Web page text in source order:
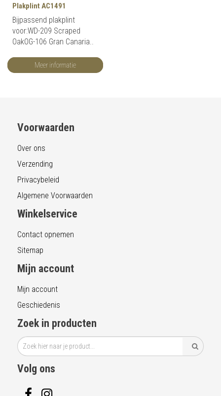
Plakplint AC1491
Bijpassend plakplint
voor:WD-209 Scraped
OakOG-106 Gran Canaria..
Meer informatie
Voorwaarden
Over ons
Verzending
Privacybeleid
Algemene Voorwaarden
Winkelservice
Contact opnemen
Sitemap
Mijn account
Mijn account
Geschiedenis
Zoek in producten
Volg ons